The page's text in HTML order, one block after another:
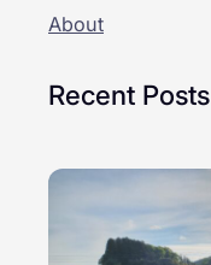
About
Recent Posts